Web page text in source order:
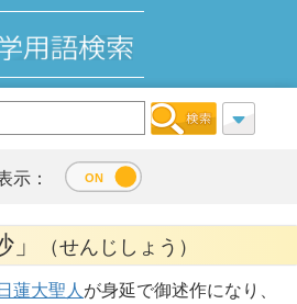
示：
」 （せんじしょう）
日蓮大聖人 が身延で御述作になり、